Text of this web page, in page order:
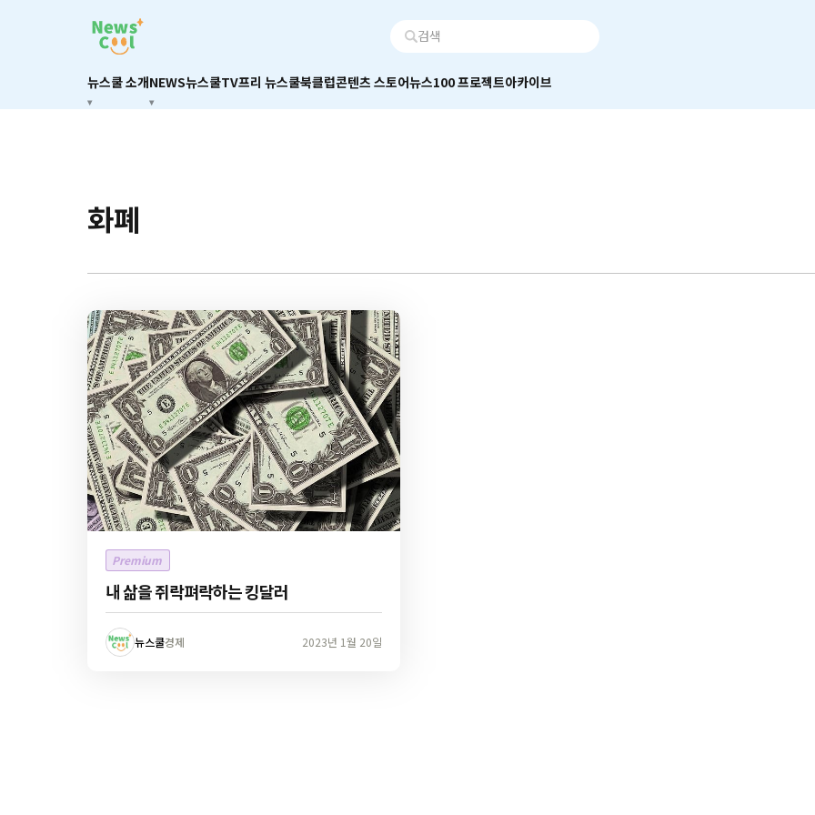
뉴스쿨 소개NEWS뉴스쿨TV프리 뉴스쿨북클럽콘텐츠 스토어뉴스100 프로젝트아카이브
화폐
Premium
내 삶을 쥐락펴락하는 킹달러
뉴스쿨경제 2023년 1월 20일